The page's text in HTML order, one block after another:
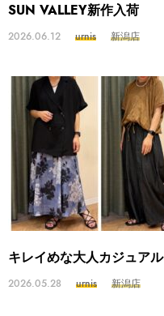
SUN VALLEY新作入荷
2026.06.12 urnis 新潟店
キレイめな大人カジュアル
2026.05.28 urnis 新潟店